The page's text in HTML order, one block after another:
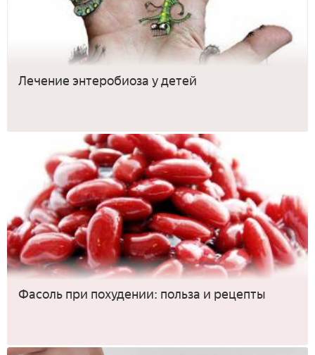
Лечение энтеробиоза у детей
Фасоль при похудении: польза и рецепты